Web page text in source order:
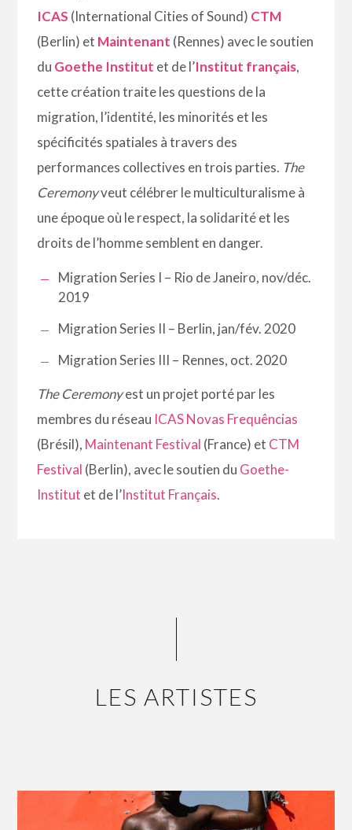
ICAS (International Cities of Sound) CTM
(Berlin) et Maintenant (Rennes) avec le soutien
du Goethe Institut et de l’Institut français,
cette création traite les questions de la
migration, l’identité, les minorités et les
spécificités spatiales à travers des
performances collectives en trois parties. The
Ceremonyveut célébrer le multiculturalisme à
une époque où le respect, la solidarité et les
droits de l’homme semblent en danger.
Migration Series I – Rio de Janeiro, nov/déc.
2019
Migration Series II – Berlin, jan/fév. 2020
Migration Series III – Rennes, oct. 2020
The Ceremonyest un projet porté par les
membres du réseau ICASNovas Frequências
(Brésil), Maintenant Festival (France) et CTM
Festival (Berlin), avec le soutien du Goethe-
Institut et de l’Institut Français.
LES ARTISTES